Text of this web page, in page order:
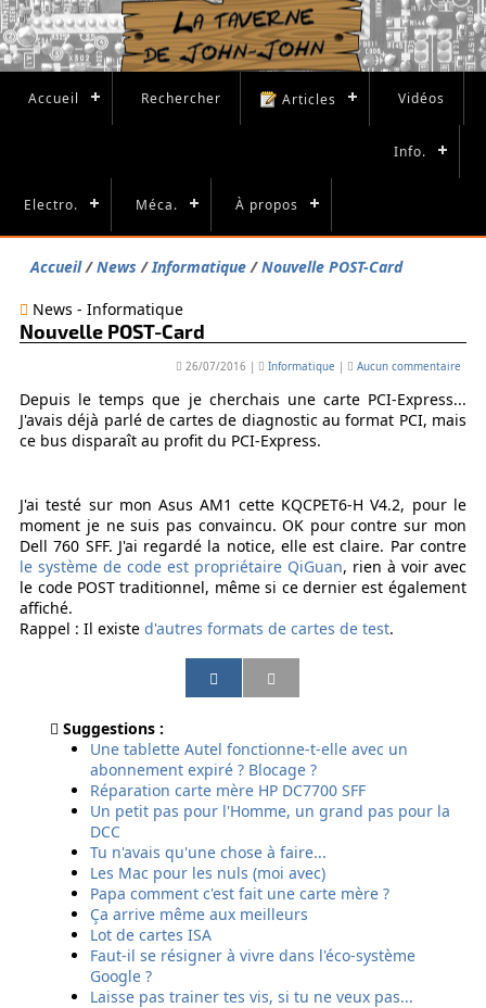
Accueil Rechercher Articles Vidéos
Info.
Electro. Méca. À propos
Accueil News Informatique Nouvelle POST-Card
News - Informatique
Nouvelle POST-Card
26/07/2016 | Informatique | Aucun commentaire
Depuis le temps que je cherchais une carte PCI-Express...
J'avais déjà parlé de cartes de diagnostic au format PCI, mais
ce bus disparaît au profit du PCI-Express.
J'ai testé sur mon Asus AM1 cette KQCPET6-H V4.2, pour le
moment je ne suis pas convaincu. OK pour contre sur mon
Dell 760 SFF. J'ai regardé la notice, elle est claire. Par contre
le système de code est propriétaire QiGuan, rien à voir avec
le code POST traditionnel, même si ce dernier est également
affiché.
Rappel : Il existed'autres formats de cartes de test.
a
a
g
e
r
p
a
r
e
m
a
a
a
g
e
r
p
a
r
E
m
a
a
a
g
e
r
p
a
r
s
m
s
a
a
g
e
r
p
a
r
S
M
S
Suggestions :
Une tablette Autel fonctionne-t-elle avec un
abonnement expiré ? Blocage ?
Réparation carte mère HP DC7700 SFF
Un petit pas pour l'Homme, un grand pas pour la
DCC
Tu n'avais qu'une chose à faire...
Les Mac pour les nuls (moi avec)
Papa comment c'est fait une carte mère ?
Ça arrive même aux meilleurs
Lot de cartes ISA
Faut-il se résigner à vivre dans l'éco-système
Google ?
Laisse pas trainer tes vis, si tu ne veux pas...